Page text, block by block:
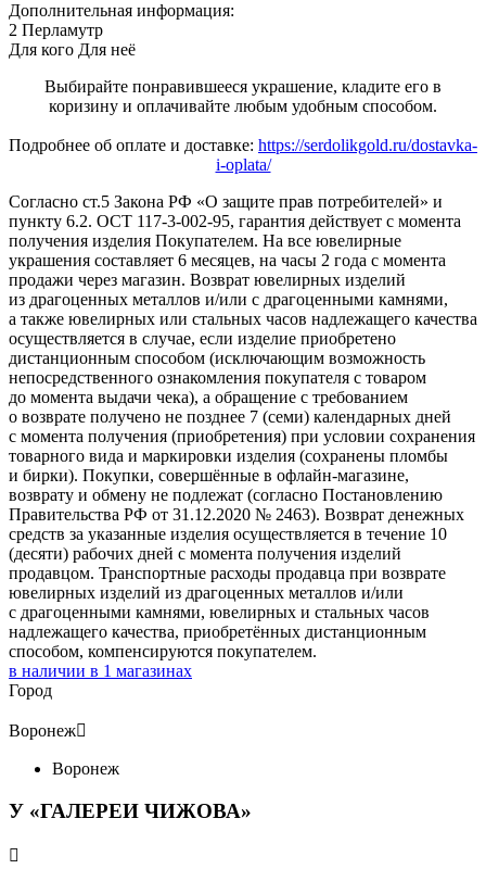
Дополнительная информация:
2 Перламутр
Для кого Для неё
Выбирайте понравившееся украшение, кладите его в
коризину и оплачивайте любым удобным способом.
Подробнее об оплате и доставке: https://serdolikgold.ru/dostavka-
i-oplata/
Согласно ст.5 Закона РФ «О защите прав потребителей» и
пункту 6.2. ОСТ 117-3-002-95, гарантия действует с момента
получения изделия Покупателем. На все ювелирные
украшения составляет 6 месяцев, на часы 2 года с момента
продажи через магазин. Возврат ювелирных изделий
из драгоценных металлов и/или с драгоценными камнями,
а также ювелирных или стальных часов надлежащего качества
осуществляется в случае, если изделие приобретено
дистанционным способом (исключающим возможность
непосредственного ознакомления покупателя с товаром
до момента выдачи чека), а обращение с требованием
о возврате получено не позднее 7 (семи) календарных дней
с момента получения (приобретения) при условии сохранения
товарного вида и маркировки изделия (сохранены пломбы
и бирки). Покупки, совершённые в офлайн-магазине,
возврату и обмену не подлежат (согласно Постановлению
Правительства РФ от 31.12.2020 № 2463). Возврат денежных
средств за указанные изделия осуществляется в течение 10
(десяти) рабочих дней с момента получения изделий
продавцом. Транспортные расходы продавца при возврате
ювелирных изделий из драгоценных металлов и/или
с драгоценными камнями, ювелирных и стальных часов
надлежащего качества, приобретённых дистанционным
способом, компенсируются покупателем.
в наличии в 1 магазинах
Город
Воронеж
Воронеж
У «ГАЛЕРЕИ ЧИЖОВА»
